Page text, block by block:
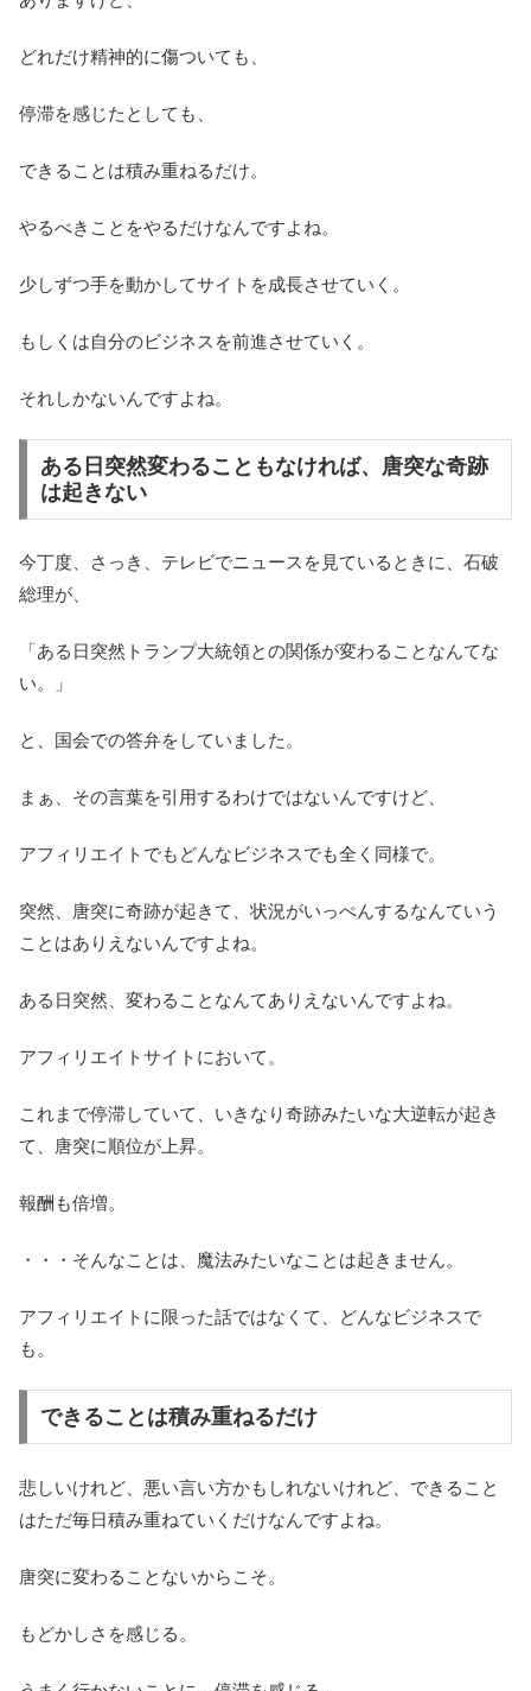
どれだけ精神的に傷ついても、
停滞を感じたとしても、
できることは積み重ねるだけ。
やるべきことをやるだけなんですよね。
少しずつ手を動かしてサイトを成長させていく。
もしくは自分のビジネスを前進させていく。
それしかないんですよね。
ある日突然変わることもなければ、唐突な奇跡
は起きない
今丁度、さっき、テレビでニュースを見ているときに、石破
総理が、
「ある日突然トランプ大統領との関係が変わることなんてな
い。」
と、国会での答弁をしていました。
まぁ、その言葉を引用するわけではないんですけど、
アフィリエイトでもどんなビジネスでも全く同様で。
突然、唐突に奇跡が起きて、状況がいっぺんするなんていう
ことはありえないんですよね。
ある日突然、変わることなんてありえないんですよね。
アフィリエイトサイトにおいて。
これまで停滞していて、いきなり奇跡みたいな大逆転が起き
て、唐突に順位が上昇。
報酬も倍増。
・・・そんなことは、魔法みたいなことは起きません。
アフィリエイトに限った話ではなくて、どんなビジネスで
も。
できることは積み重ねるだけ
悲しいけれど、悪い言い方かもしれないけれど、できること
はただ毎日積み重ねていくだけなんですよね。
唐突に変わることないからこそ。
もどかしさを感じる。